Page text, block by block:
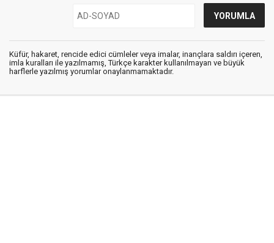
Küfür, hakaret, rencide edici cümleler veya imalar, inançlara saldırı içeren,
imla kuralları ile yazılmamış, Türkçe karakter kullanılmayan ve büyük
harflerle yazılmış yorumlar onaylanmamaktadır.